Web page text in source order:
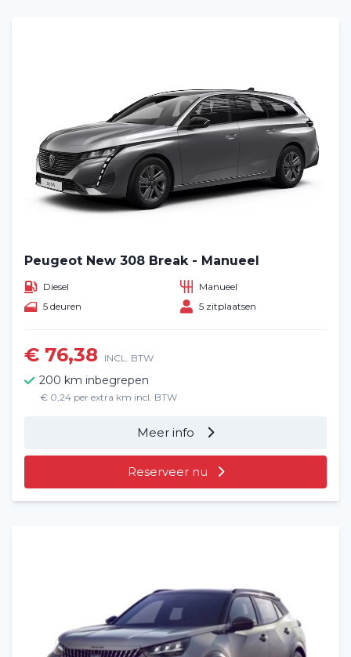
Peugeot New 308 Break - Manueel
Diesel
Manueel
5 deuren
5 zitplaatsen
€ 76,38 INCL. BTW
200 km inbegrepen
€ 0,24 per extra km incl. BTW
Meer info
Reserveer nu